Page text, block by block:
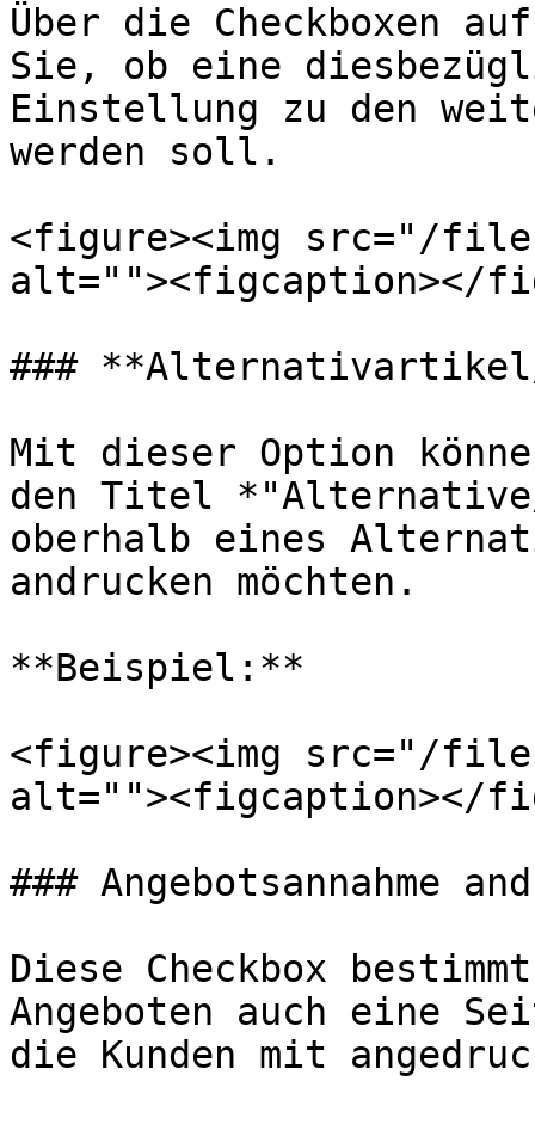
Über die Checkboxen
Sie, ob eine
Einstellung zu den
werden soll.
<figure><img src="/files/
alt=""><figcaption></
###
Mit dieser Option
den Titel
oberhalb eines
andrucken möchten.
**Beispiel:**
<figure><img src="/
alt=""><figcaption></
### Angebotsannahme
Diese Checkbox
Angeboten auch eine
die Kunden mit